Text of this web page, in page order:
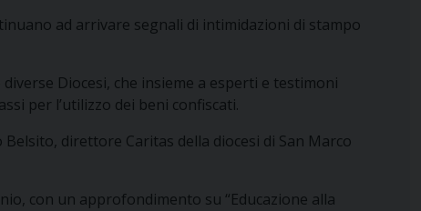
ad arrivare segnali di intimidazioni di stampo
Diocesi, che insieme a esperti e testimoni
per l’utilizzo dei beni confiscati.
direttore Caritas della diocesi di San Marco
con un approfondimento su “Educazione alla